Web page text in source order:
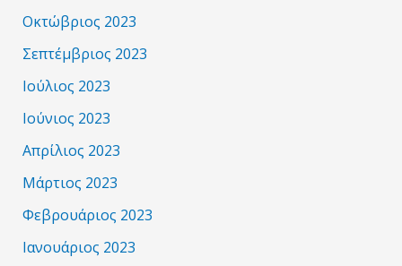
Οκτώβριος 2023
Σεπτέμβριος 2023
Ιούλιος 2023
Ιούνιος 2023
Απρίλιος 2023
Μάρτιος 2023
Φεβρουάριος 2023
Ιανουάριος 2023